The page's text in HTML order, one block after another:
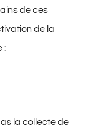
de ces
de la
:
la collecte de